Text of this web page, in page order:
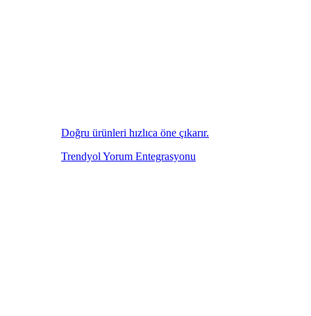
Doğru ürünleri hızlıca öne çıkarır.
Trendyol Yorum Entegrasyonu